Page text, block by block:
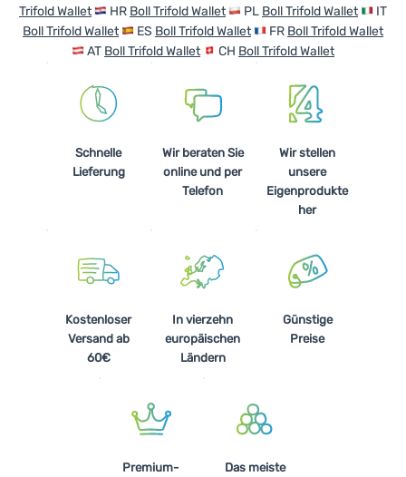
Trifold Wallet
HR Boll Trifold Wallet PL Boll Trifold Wallet
IT
Boll Trifold Wallet
ES Boll Trifold Wallet FR Boll Trifold Wallet
AT Boll Trifold Wallet CH Boll Trifold Wallet
Schnelle
Lieferung
Wir beraten Sie
online und per
Telefon
Wir stellen
unsere
Eigenprodukte
her
Kostenloser
Versand ab
60€
In vierzehn
europäischen
Ländern
Günstige
Preise
Premium-
Das meiste